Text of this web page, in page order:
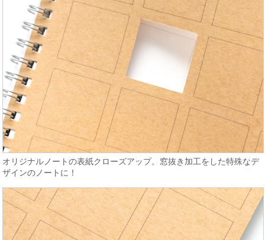
オリジナルノートの表紙クローズアップ。窓抜き加工をした特殊なデ
ザインのノートに！